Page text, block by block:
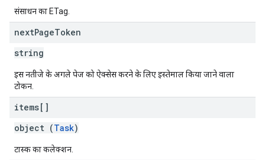
संसाधन का ETag.
nextPageToken
string
इस नतीजे के अगले पेज को ऐक्सेस करने के लिए इस्तेमाल किया जाने वाला
टोकन.
items[]
object (Task)
टास्क का कलेक्शन.